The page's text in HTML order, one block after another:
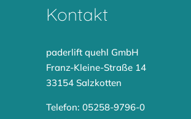
Kontakt
paderlift quehl GmbH
Franz-Kleine-Straße 14
33154 Salzkotten
Telefon: 05258-9796-0